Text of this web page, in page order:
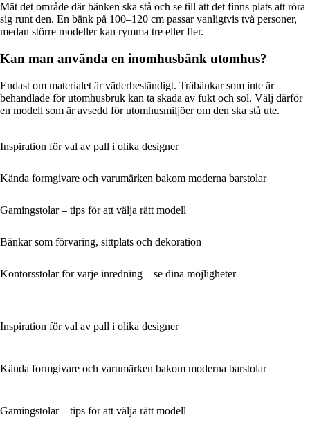
Mät det område där bänken ska stå och se till att det finns plats att röra
sig runt den. En bänk på 100–120 cm passar vanligtvis två personer,
medan större modeller kan rymma tre eller fler.
Kan man använda en inomhusbänk utomhus?
Endast om materialet är väderbeständigt. Träbänkar som inte är
behandlade för utomhusbruk kan ta skada av fukt och sol. Välj därför
en modell som är avsedd för utomhusmiljöer om den ska stå ute.
Inspiration för val av pall i olika designer
Kända formgivare och varumärken bakom moderna barstolar
Gamingstolar – tips för att välja rätt modell
Bänkar som förvaring, sittplats och dekoration
Kontorsstolar för varje inredning – se dina möjligheter
Inspiration för val av pall i olika designer
Kända formgivare och varumärken bakom moderna barstolar
Gamingstolar – tips för att välja rätt modell